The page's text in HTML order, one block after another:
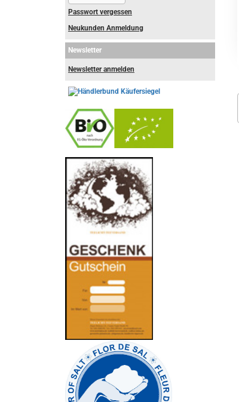
Passwort vergessen
Neukunden Anmeldung
Newsletter
Newsletter anmelden